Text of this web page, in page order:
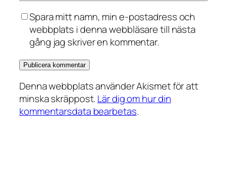
Spara mitt namn, min e-postadress och
webbplats i denna webbläsare till nästa
gång jag skriver en kommentar.
Denna webbplats använder Akismet för att
minska skräppost. Lär dig om hur din
kommentarsdata bearbetas.